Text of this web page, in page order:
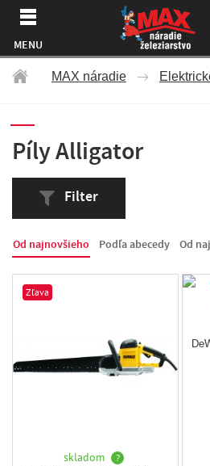
MENU
MAX náradie
Píly Alligator
Filter
Od najnovšieho Podľa abecedy Od
Zľava
skladom
?